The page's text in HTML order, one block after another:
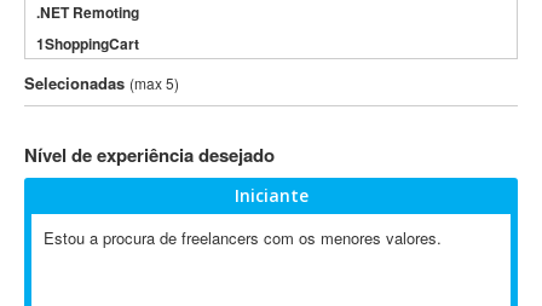
.NET Remoting
1ShoppingCart
3DS Max
3GSM
802.11
A-GPS
Selecionadas (max 5)
Nível de experiência desejado
Iniciante
Estou a procura de freelancers com os menores valores.